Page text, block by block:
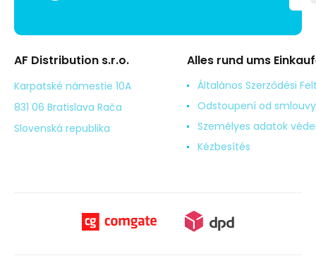
AF Distribution s.r.o.
Karpatské námestie 10A
831 06 Bratislava Rača
Slovenská republika
Alles rund ums
Általános Szerződési
Odstoupení od smlouvy
Személyes adatok
Kézbesítés